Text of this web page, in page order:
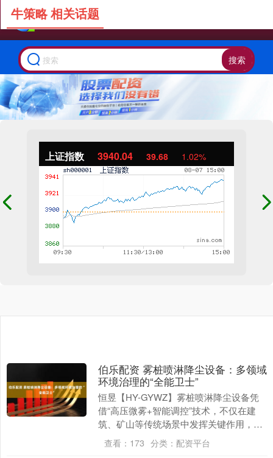
搜索
上证指数 3940.04 39.68 1.02%
牛策略 相关话题
伯乐配资 雾桩喷淋降尘设备：多领域
环境治理的“全能卫士”
恒昱【HY-GYWZ】雾桩喷淋降尘设备凭
借“高压微雾+智能调控”技术，不仅在建
筑、矿山等传统场景中发挥关键作用，更
在物流园区、城市公共空间、农业温室及
商业场所等....
查看： 173 分类： 配资平台